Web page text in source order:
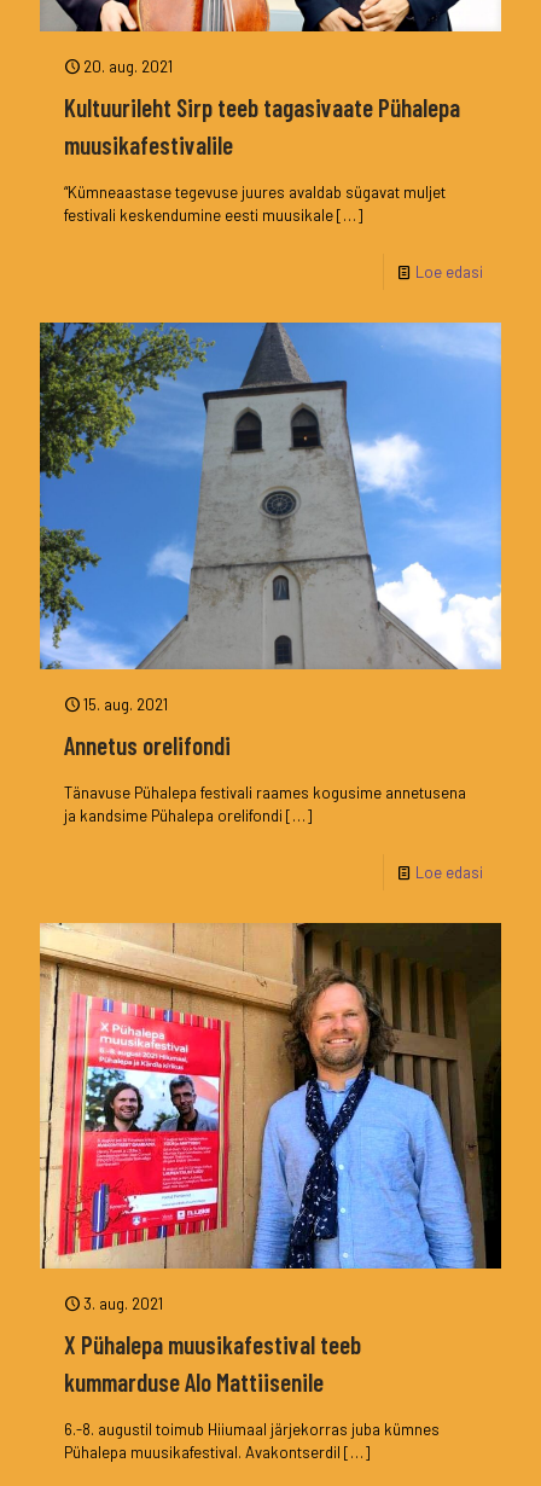
20. aug. 2021
Kultuurileht Sirp teeb tagasivaate Pühalepa
muusikafestivalile
“Kümneaastase tegevuse juures avaldab sügavat muljet
festivali keskendumine eesti muusikale[…]
Loe edasi
15. aug. 2021
Annetus orelifondi
Tänavuse Pühalepa festivali raames kogusime annetusena
ja kandsime Pühalepa orelifondi […]
Loe edasi
3. aug. 2021
X Pühalepa muusikafestival teeb
kummarduse Alo Mattiisenile
6.-8. augustil toimub Hiiumaal järjekorras juba kümnes
Pühalepa muusikafestival. Avakontserdil […]